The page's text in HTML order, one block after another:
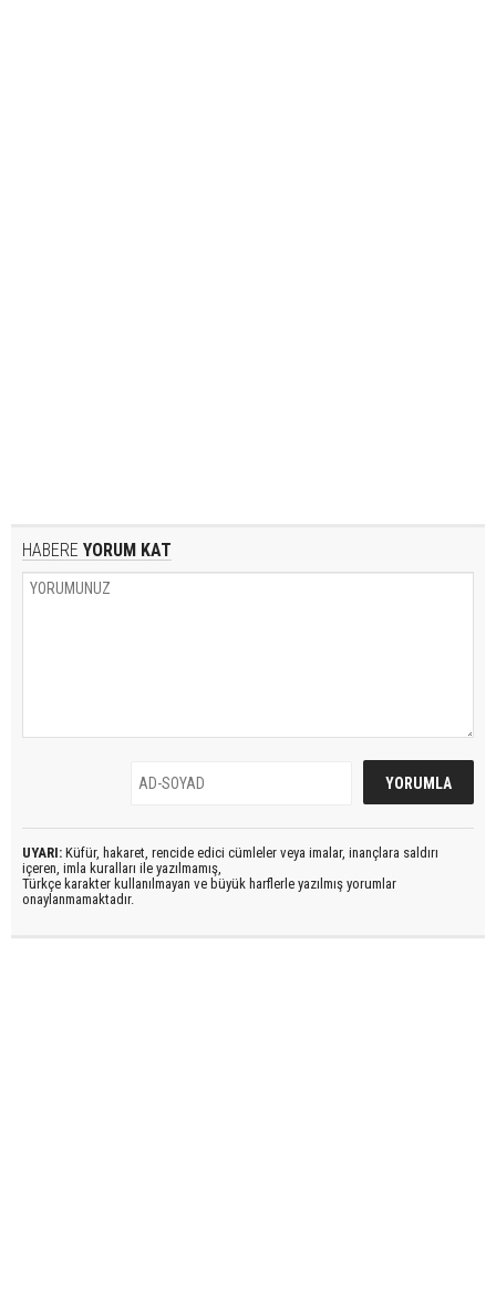
HABERE YORUM KAT
UYARI: Küfür, hakaret, rencide edici cümleler veya imalar, inançlara saldırı
içeren, imla kuralları ile yazılmamış,
Türkçe karakter kullanılmayan ve büyük harflerle yazılmış yorumlar
onaylanmamaktadır.